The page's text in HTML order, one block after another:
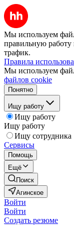
Мы используем
правильную работу
трафик.
Правила
Мы используем
файлов cookie
Понятно
Ищу работу
Ищу работу
Ищу работу
Ищу сотрудника
Сервисы
Помощь
Ещё
Поиск
Агинское
Войти
Войти
Создать резюме